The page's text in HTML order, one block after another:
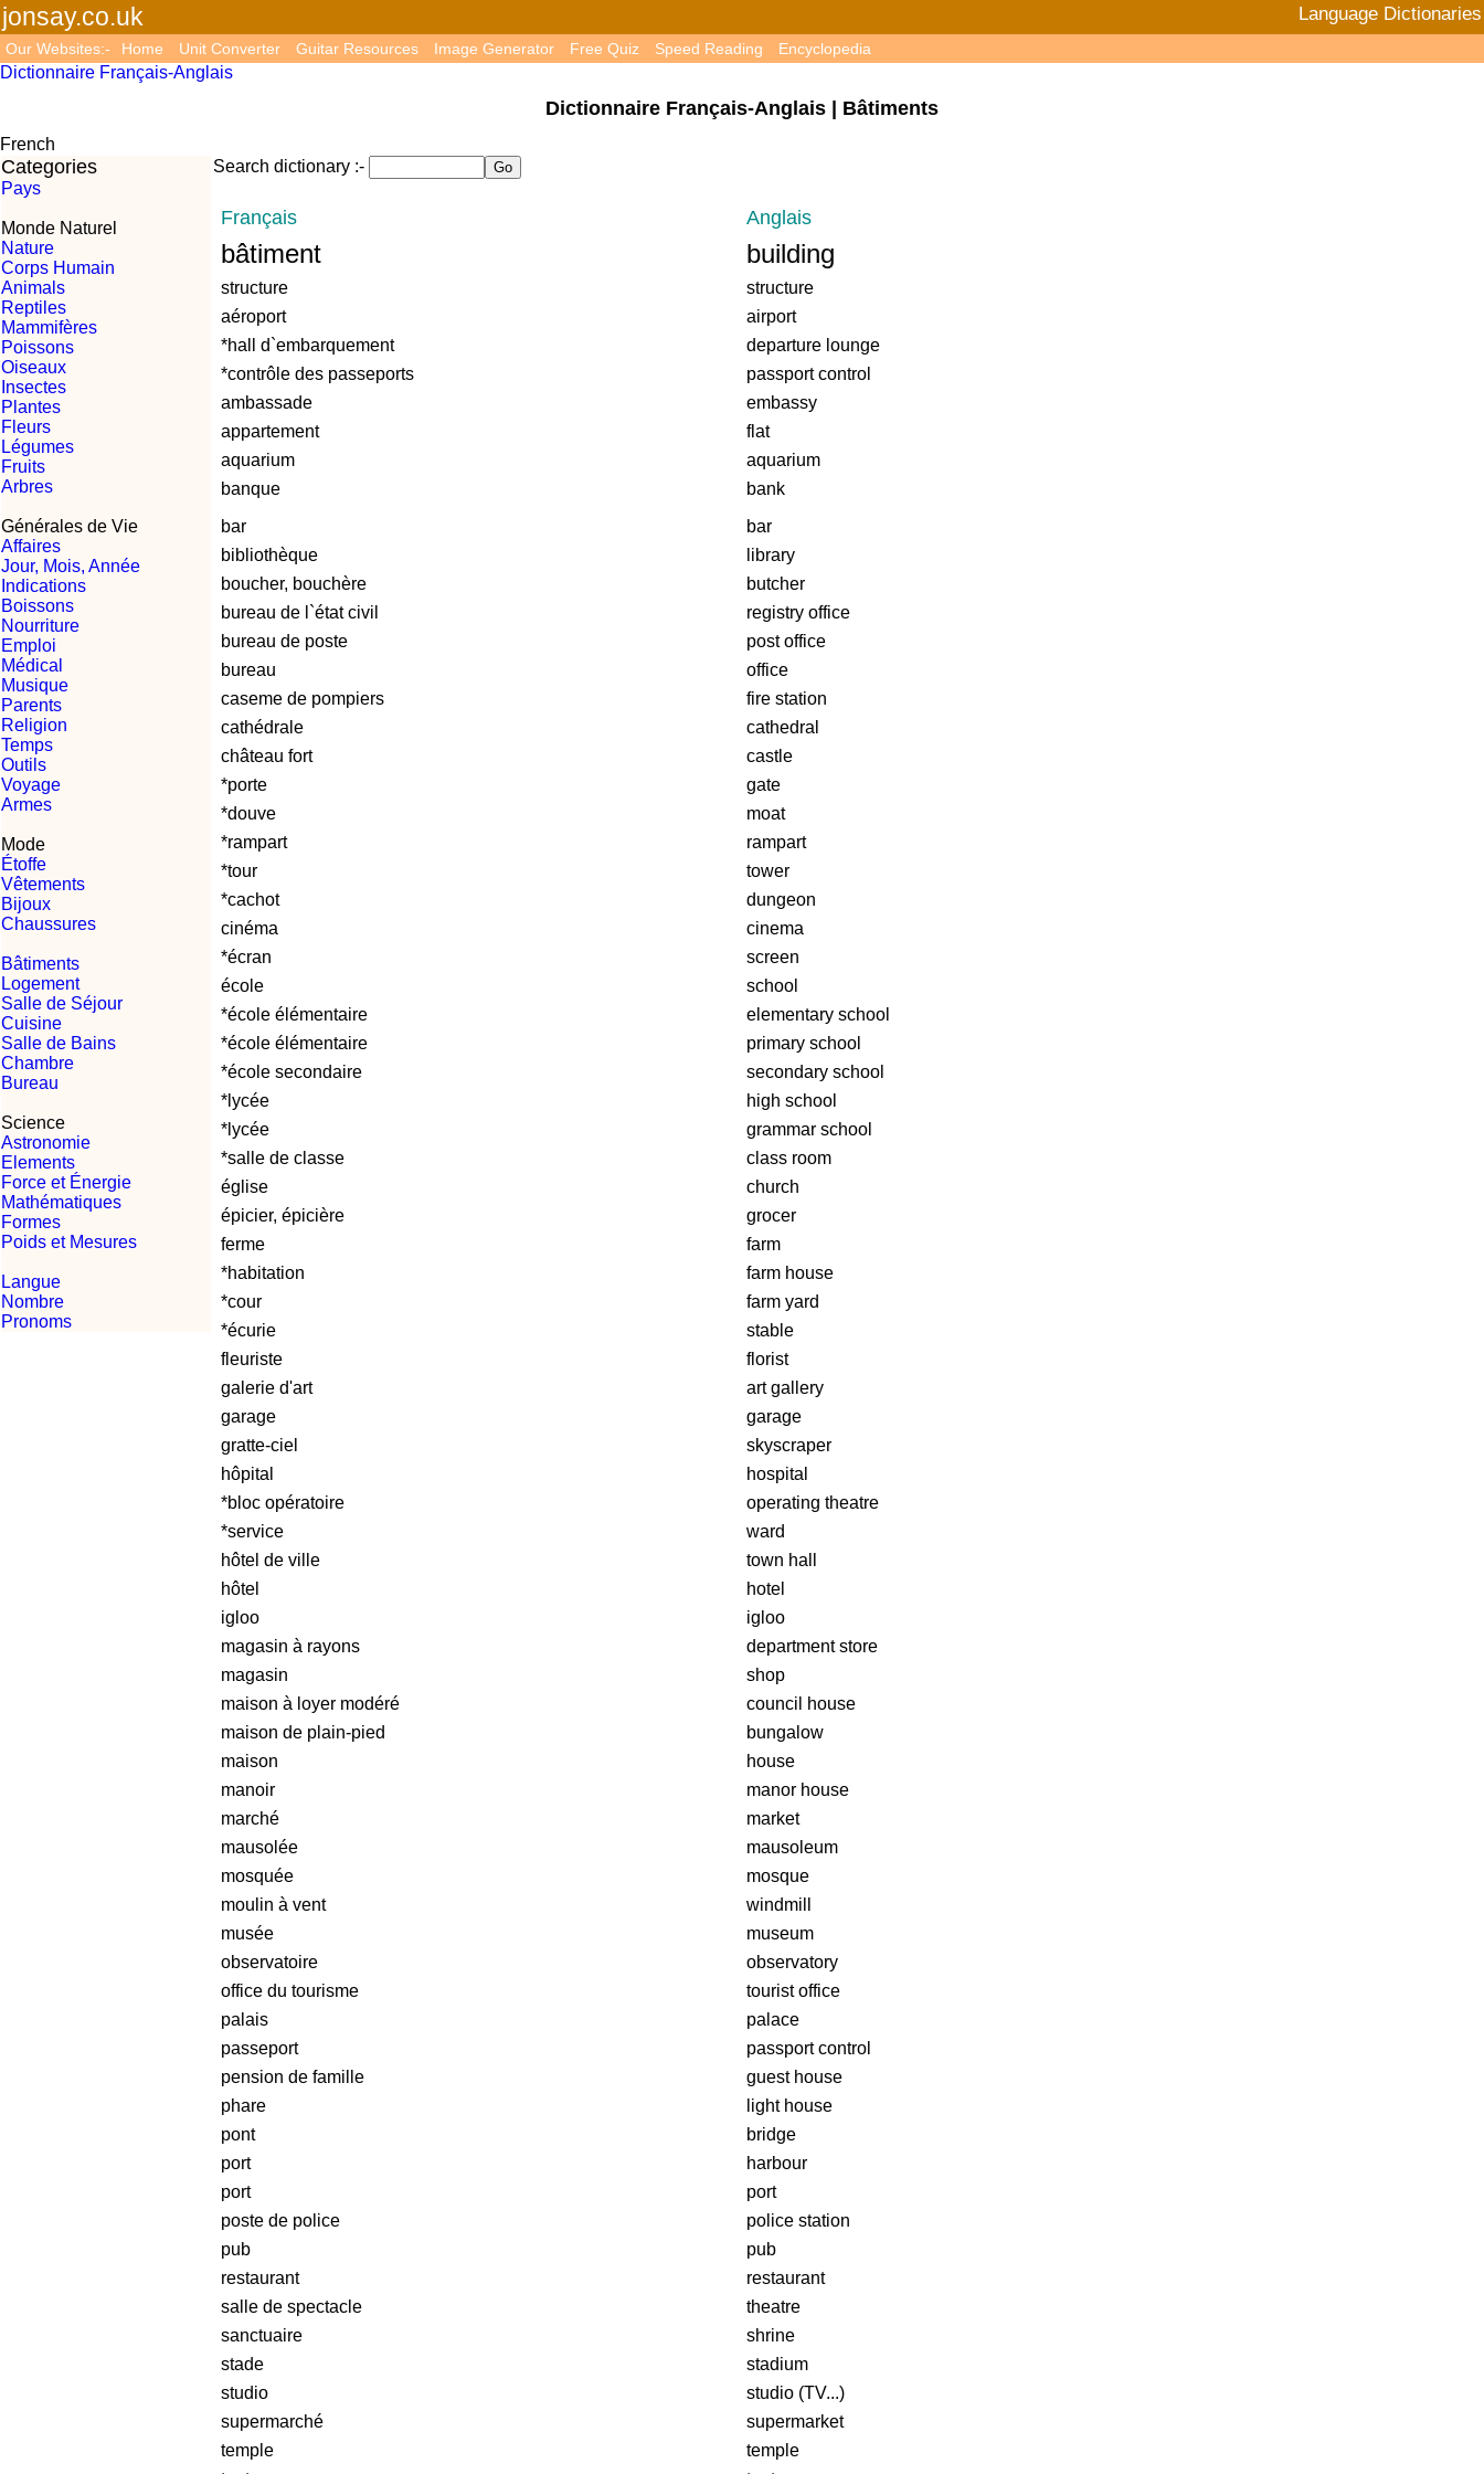
jonsay.co.uk Language Dictionaries
Our Websites:- Home Unit Converter Guitar Resources Image Generator Free Quiz Speed Reading Encyclopedia
Dictionnaire Français-Anglais
Dictionnaire Français-Anglais | Bâtiments
French
Categories
Pays
Monde Naturel
Nature
Corps Humain
Animals
Reptiles
Mammifères
Poissons
Oiseaux
Insectes
Plantes
Fleurs
Légumes
Fruits
Arbres
Générales de Vie
Affaires
Jour, Mois, Année
Indications
Boissons
Nourriture
Emploi
Médical
Musique
Parents
Religion
Temps
Outils
Voyage
Armes
Mode
Étoffe
Vêtements
Bijoux
Chaussures
Bâtiments
Logement
Salle de Séjour
Cuisine
Salle de Bains
Chambre
Bureau
Science
Astronomie
Elements
Force et Énergie
Mathématiques
Formes
Poids et Mesures
Langue
Nombre
Pronoms
Search dictionary :-
Français Anglais
bâtiment building
structure
structure
aéroport
airport
*hall d`embarquement
departure lounge
*contrôle des passeports
passport control
ambassade
embassy
appartement
flat
aquarium
aquarium
banque
bank
bar
bar
bibliothèque
library
boucher, bouchère
butcher
bureau de l`état civil
registry office
bureau de poste
post office
bureau
office
caseme de pompiers
fire station
cathédrale
cathedral
château fort
castle
*porte
gate
*douve
moat
*rampart
rampart
*tour
tower
*cachot
dungeon
cinéma
cinema
*écran
screen
école
school
*école élémentaire
elementary school
*école élémentaire
primary school
*école secondaire
secondary school
*lycée
high school
*lycée
grammar school
*salle de classe
class room
église
church
épicier, épicière
grocer
ferme
farm
*habitation
farm house
*cour
farm yard
*écurie
stable
fleuriste
florist
galerie d'art
art gallery
garage
garage
gratte-ciel
skyscraper
hôpital
hospital
*bloc opératoire
operating theatre
*service
ward
hôtel de ville
town hall
hôtel
hotel
igloo
igloo
magasin à rayons
department store
magasin
shop
maison à loyer modéré
council house
maison de plain-pied
bungalow
maison
house
manoir
manor house
marché
market
mausolée
mausoleum
mosquée
mosque
moulin à vent
windmill
musée
museum
observatoire
observatory
office du tourisme
tourist office
palais
palace
passeport
passport control
pension de famille
guest house
phare
light house
pont
bridge
port
harbour
port
port
poste de police
police station
pub
pub
restaurant
restaurant
salle de spectacle
theatre
sanctuaire
shrine
stade
stadium
studio
studio (TV...)
supermarché
supermarket
temple
temple